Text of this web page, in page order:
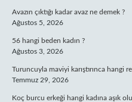
Avazın çıktığı kadar avaz ne demek ?
Ağustos 5, 2026
56 hangi beden kadın ?
Ağustos 3, 2026
Turuncuyla maviyi karıştırınca hangi
Temmuz 29, 2026
Koç burcu erkeği hangi kadına aşık